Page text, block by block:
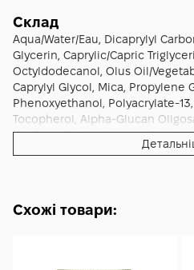
Склад
Aqua/Water/Eau, Dicaprylyl
Glycerin, Caprylic/Capric
Octyldodecanol, Olus Oil/
Caprylyl Glycol, Mica, Propylene
Phenoxyethanol, Polyacrylate-
Tocopherol, Alpha-Glucan
(Parfum), Polyisobutene,
Synthetic Fluorphlogopite,
Polysorbate 20, Sorbitan
(Ginger) Root Extract, Geraniol,
Citronellol, Sodium Hydroxide,
Схожі товари: